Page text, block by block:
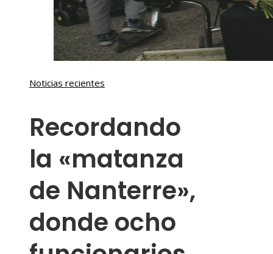
Noticias recientes
Recordando
la «matanza
de Nanterre»,
donde ocho